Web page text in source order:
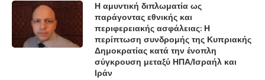
Η αμυντική διπλωματία ως
παράγοντας εθνικής και
περιφερειακής ασφάλειας: Η
περίπτωση συνδρομής της Κυπριακής
Δημοκρατίας κατά την ένοπλη
σύγκρουση μεταξύ ΗΠΑ/Ισραήλ και
Ιράν